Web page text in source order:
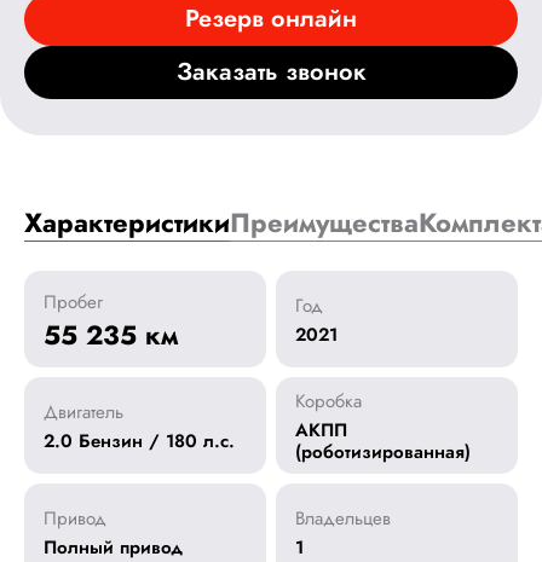
Резерв онлайн
Заказать звонок
ХарактеристикиПреимущества
Пробег
55 235 км
Год
2021
Двигатель
2.0 Бензин / 180 л.с.
Коробка
АКПП
(роботизированная)
Привод
Полный привод
Владельцев
1